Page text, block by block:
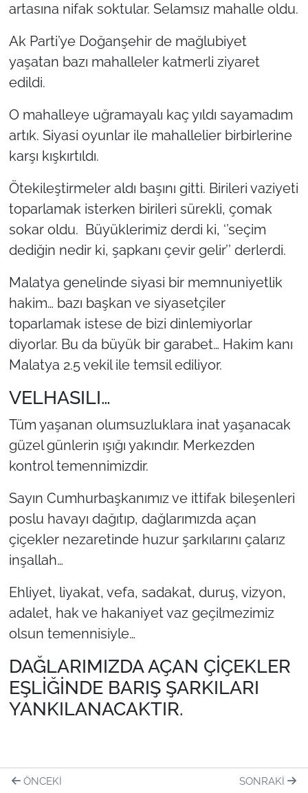
artasına nifak soktular. Selamsız mahalle oldu.
Ak Parti’ye Doğanşehir de mağlubiyet
yaşatan bazı mahalleler katmerli ziyaret
edildi.
O mahalleye uğramayalı kaç yıldı sayamadım
artık. Siyasi oyunlar ile mahallelier birbirlerine
karşı kışkırtıldı.
Ötekileştirmeler aldı başını gitti. Birileri vaziyeti
toparlamak isterken birileri sürekli, çomak
sokar oldu. Büyüklerimiz derdi ki, ‘’seçim
dediğin nedir ki, şapkanı çevir gelir’’ derlerdi.
Malatya genelinde siyasi bir memnuniyetlik
hakim… bazı başkan ve siyasetçiler
toparlamak istese de bizi dinlemiyorlar
diyorlar. Bu da büyük bir garabet… Hakim kanı
Malatya 2.5 vekil ile temsil ediliyor.
VELHASILI…
Tüm yaşanan olumsuzluklara inat yaşanacak
güzel günlerin ışığı yakındır. Merkezden
kontrol temennimizdir.
Sayın Cumhurbaşkanımız ve ittifak bileşenleri
poslu havayı dağıtıp, dağlarımızda açan
çiçekler nezaretinde huzur şarkılarını çalarız
inşallah…
Ehliyet, liyakat, vefa, sadakat, duruş, vizyon,
adalet, hak ve hakaniyet vaz geçilmezimiz
olsun temennisiyle…
DAĞLARIMIZDA AÇAN ÇİÇEKLER
EŞLİĞİNDE BARIŞ ŞARKILARI
YANKILANACAKTIR.
ÖNCEKI SONRAKI